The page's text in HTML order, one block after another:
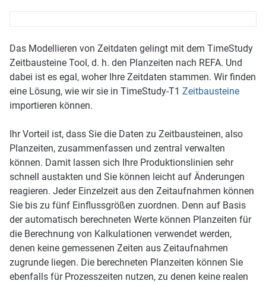
Das Modellieren von Zeitdaten gelingt mit dem TimeStudy
Zeitbausteine Tool, d. h. den Planzeiten nach REFA. Und
dabei ist es egal, woher Ihre Zeitdaten stammen. Wir finden
eine Lösung, wie wir sie in TimeStudy-T1 Zeitbausteine
importieren können.
Ihr Vorteil ist, dass Sie die Daten zu Zeitbausteinen, also
Planzeiten, zusammenfassen und zentral verwalten
können. Damit lassen sich Ihre Produktionslinien sehr
schnell austakten und Sie können leicht auf Änderungen
reagieren. Jeder Einzelzeit aus den Zeitaufnahmen können
Sie bis zu fünf Einflussgrößen zuordnen. Denn auf Basis
der automatisch berechneten Werte können Planzeiten für
die Berechnung von Kalkulationen verwendet werden,
denen keine gemessenen Zeiten aus Zeitaufnahmen
zugrunde liegen. Die berechneten Planzeiten können Sie
ebenfalls für Prozesszeiten nutzen, zu denen keine realen